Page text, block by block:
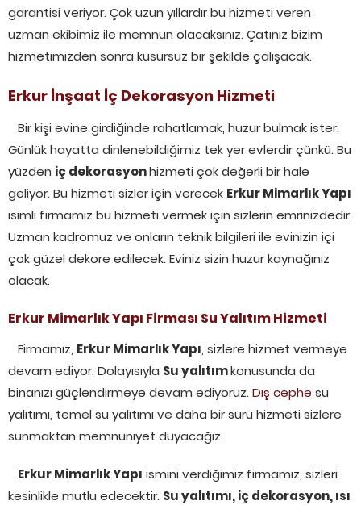
garantisi veriyor. Çok uzun yıllardır bu hizmeti veren
uzman ekibimiz ile memnun olacaksınız. Çatınız bizim
hizmetimizden sonra kusursuz bir şekilde çalışacak.
Erkur İnşaat İç Dekorasyon Hizmeti
Bir kişi evine girdiğinde rahatlamak, huzur bulmak ister.
Günlük hayatta dinlenebildiğimiz tek yer evlerdir çünkü. Bu
yüzden iç dekorasyonhizmeti çok değerli bir hale
geliyor. Bu hizmeti sizler için verecek ErkurMimarlık Yapı
isimli firmamız bu hizmeti vermek için sizlerin emrinizdedir.
Uzman kadromuz ve onların teknik bilgileri ile evinizin içi
çok güzel dekore edilecek. Eviniz sizin huzur kaynağınız
olacak.
Erkur Mimarlık Yapı Firması Su Yalıtım Hizmeti
Firmamız, ErkurMimarlık Yapı, sizlere hizmet vermeye
devam ediyor. Dolayısıyla Su yalıtımkonusunda da
binanızı güçlendirmeye devam ediyoruz. Dış cephe su
yalıtımı, temel su yalıtımı ve daha bir sürü hizmeti sizlere
sunmaktan memnuniyet duyacağız.
ErkurMimarlık Yapı ismini verdiğimiz firmamız, sizleri
kesinlikle mutlu edecektir. Su yalıtımı, iç dekorasyon, ısı